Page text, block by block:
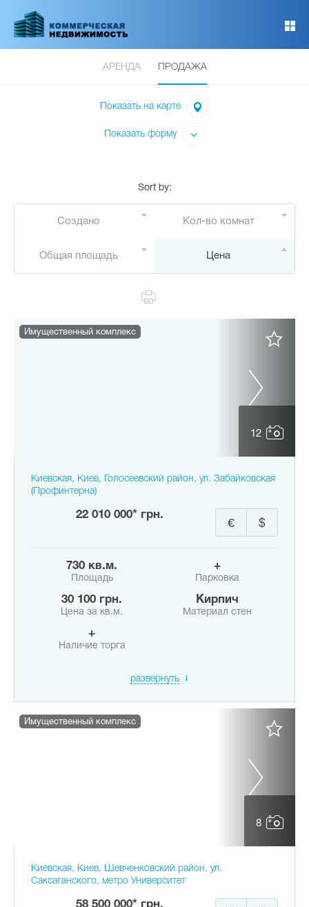
основному
АРЕНДА ПРОДАЖА
Показать на карте
Показать форму
Sort by:
Создано Кол-во комнат
Общая площадь Цена
12
Имущественный комплекс
Киевская, Киев, Голосеевский район, ул. Забайковская
(Профинтерна)
22 010 000* грн.
$
€
730 кв.м.
Площадь
+
Парковка
30 100 грн.
Цена за кв.м.
Кирпич
Материал стен
+
Наличие торга
развернуть
8
Имущественный комплекс
Киевская, Киев, Шевченковский район, ул.
Саксаганского, метро Университет
58 500 000* грн.